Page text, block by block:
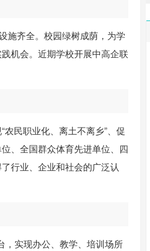
施齐全。校园绿树成荫，为学
机会。近期学校开展中高企联
民职业化、离土不离乡”、促
、全国群众体育先进单位、四
行业、企业和社会的广泛认
，实现办公、教学、培训场所